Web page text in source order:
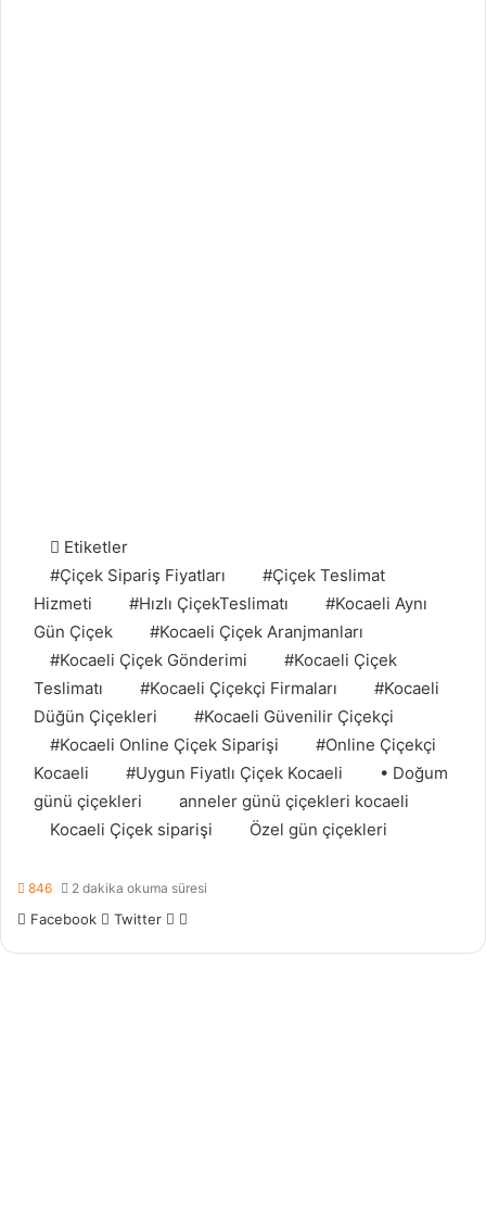
Etiketler
#Çiçek Sipariş Fiyatları
#Çiçek Teslimat
Hizmeti
#Hızlı ÇiçekTeslimatı
#Kocaeli Aynı
Gün Çiçek
#Kocaeli Çiçek Aranjmanları
#Kocaeli Çiçek Gönderimi
#Kocaeli Çiçek
Teslimatı
#Kocaeli Çiçekçi Firmaları
#Kocaeli
Düğün Çiçekleri
#Kocaeli Güvenilir Çiçekçi
#Kocaeli Online Çiçek Siparişi
#Online Çiçekçi
Kocaeli
#Uygun Fiyatlı Çiçek Kocaeli
• Doğum
günü çiçekleri
anneler günü çiçekleri kocaeli
Kocaeli Çiçek siparişi
Özel gün çiçekleri
846 2 dakika okuma süresi
Facebook Twitter
L